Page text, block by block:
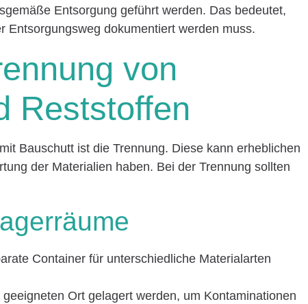
Entsorgung geführt werden. Das bedeutet,
Entsorgungsweg dokumentiert werden muss.
von
Reststoffen
Bauschutt ist die Trennung. Diese kann erheblichen
der Materialien haben. Bei der Trennung sollten
Container für unterschiedliche Materialarten
Ort gelagert werden, um Kontaminationen